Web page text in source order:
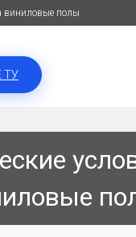
виниловые полы
ТУ